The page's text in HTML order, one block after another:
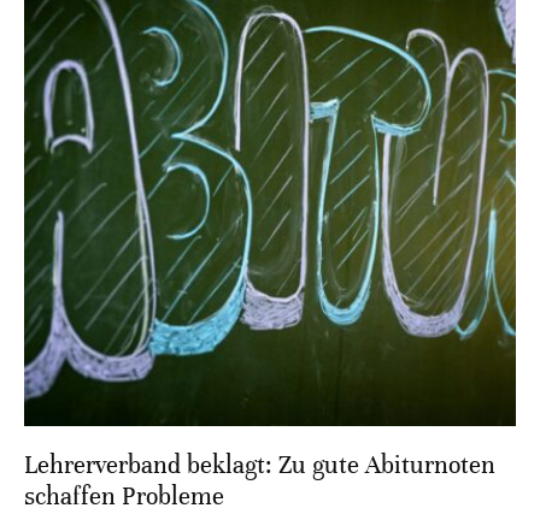
Lehrerverband beklagt: Zu gute Abiturnoten
schaffen Probleme